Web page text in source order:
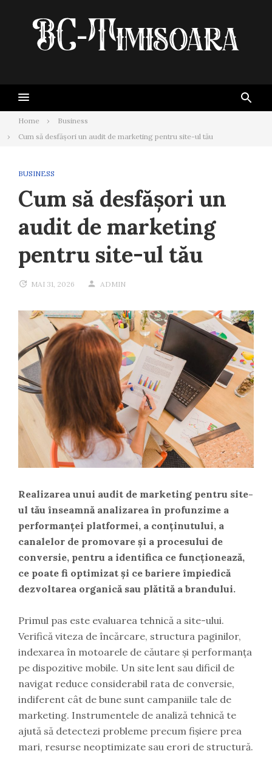
Home
Business
Cum să desfășori un audit de marketing pentru site-ul tău
BUSINESS
Cum să desfășori un
audit de marketing
pentru site-ul tău
MAI 31, 2026 ADMIN
Realizarea unui audit de marketing pentru site-
ul tău înseamnă analizarea în profunzime a
performanței platformei, a conținutului, a
canalelor de promovare și a procesului de
conversie, pentru a identifica ce funcționează,
ce poate fi optimizat și ce bariere împiedică
dezvoltarea organică sau plătită a brandului.
Primul pas este evaluarea tehnică a site-ului.
Verifică viteza de încărcare, structura paginilor,
indexarea în motoarele de căutare și performanța
pe dispozitive mobile. Un site lent sau dificil de
navigat reduce considerabil rata de conversie,
indiferent cât de bune sunt campaniile tale de
marketing. Instrumentele de analiză tehnică te
ajută să detectezi probleme precum fișiere prea
mari, resurse neoptimizate sau erori de structură.